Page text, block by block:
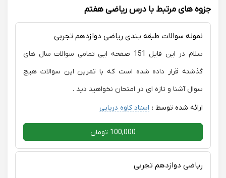
جزوه های مرتبط با درس ریاضی هفتم
نمونه سوالات طبقه بندی ریاضی دوازدهم تجربی
سلام در این فایل 151 صفحه ایی تمامی سوالات سال های
گذشته قرار داده شده است که با تمرین این سوالات هیچ
سوال آشنا و تازه ای در امتحان نخواهید دید .
ارائه شده توسط : استاد کاوه دریایی
100,000 تومان
ریاضی دوازدهم تجربی